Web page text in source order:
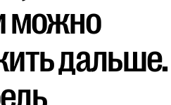
можно
дальше.